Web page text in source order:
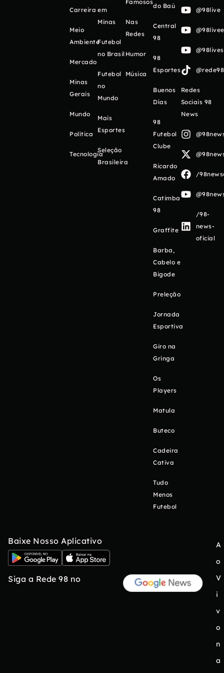
Carreira
Meio
Ambiente
Mercado
Minas
Gerais
Mundo
Política
Tecnologia
em
Minas
Futebol
no Brasil
Futebol
no
Mundo
Mais
Esportes
Seleção
Brasileira
Famosos
Nas
Redes
Humor
Música
do Baú
Central
98
98
Esportes
Buenos
Días
98
Futebol
Clube
Ricardo
Amado
Catimba
98
Graffite
Barba,
Cabelo e
Bigode
Preleção
Jornada
Esportiva
Giro na
Gringa
Os
Players
Matula
Buteco
Cadeira
Cativa
Tudo
Menos
Futebol
@98live
Redes
Sociais 98
News
/
/98-
news-
oficial
Baixe Nosso Aplicativo
Siga a Rede 98 no
A
o
V
i
v
o
n
a